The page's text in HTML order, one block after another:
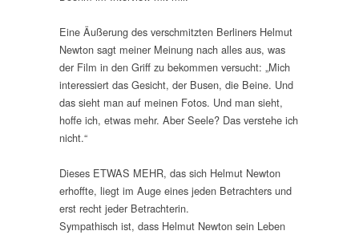
Eine Äußerung des verschmitzten Berliners Helmut
Newton sagt meiner Meinung nach alles aus, was
der Film in den Griff zu bekommen versucht: „Mich
interessiert das Gesicht, der Busen, die Beine. Und
das sieht man auf meinen Fotos. Und man sieht,
hoffe ich, etwas mehr. Aber Seele? Das verstehe ich
nicht.“
Dieses ETWAS MEHR, das sich Helmut Newton
erhoffte, liegt im Auge eines jeden Betrachters und
erst recht jeder Betrachterin.
Sympathisch ist, dass Helmut Newton sein Leben